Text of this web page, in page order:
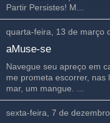
Partir Persistes! M...
quarta-feira, 13 de março
aMuse-se
Navegue seu apreço em
me prometa escorrer, nas
mar, um mangue. ...
sexta-feira, 7 de